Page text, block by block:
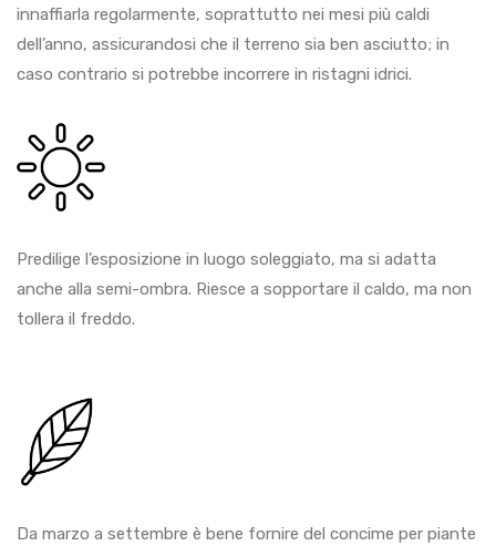
innaffiarla regolarmente, soprattutto nei mesi più caldi
dell’anno, assicurandosi che il terreno sia ben asciutto; in
caso contrario si potrebbe incorrere in ristagni idrici.
Predilige l’esposizione in luogo soleggiato, ma si adatta
anche alla semi-ombra. Riesce a sopportare il caldo, ma non
tollera il freddo.
Da marzo a settembre è bene fornire del concime per piante